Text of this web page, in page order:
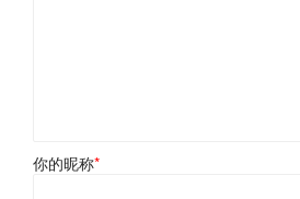
你的昵称*